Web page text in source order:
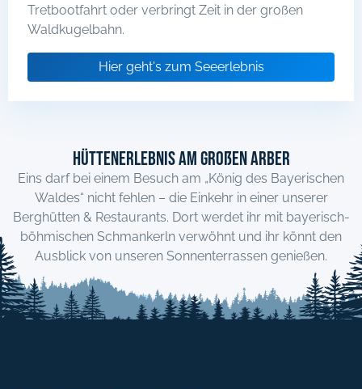
Tretbootfahrt oder verbringt Zeit in der großen
Waldkugelbahn.
Hier geht's zum Seeerlebnis
Hüttenerlebnis am Großen Arber
Eins darf bei einem Besuch am „König des Bayerischen
Waldes“ nicht fehlen – die Einkehr in einer unserer
Berghütten & Restaurants. Dort werdet ihr mit bayerisch-
böhmischen Schmankerln verwöhnt und ihr könnt den
Ausblick von unseren Sonnenterrassen genießen.